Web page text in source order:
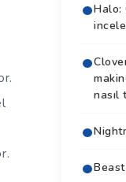
Halo:
nasıl